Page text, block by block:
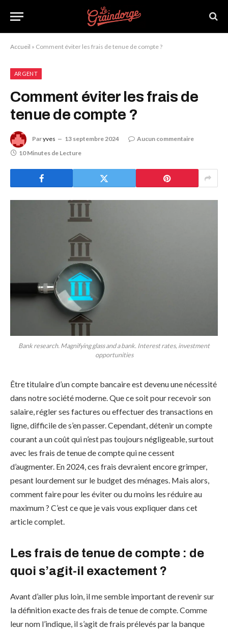
Accueil » Comment éviter les frais de tenue de compte ?
ARGENT
Comment éviter les frais de
tenue de compte ?
Paryves 13 septembre 2024
Aucun commentaire
10 Minutes de Lecture
Bank research. Magnifying glass and a bank. Interest rates, investment
opportunities
Être titulaire d’un compte bancaire est devenu une nécessité
dans notre société moderne. Que ce soit pour recevoir son
salaire, régler ses factures ou effectuer des transactions en
ligne, difficile de s’en passer. Cependant, détenir un compte
courant a un coût qui n’est pas toujours négligeable, surtout
avec les frais de tenue de compte qui ne cessent
d’augmenter. En 2024, ces frais devraient encore grimper,
pesant lourdement sur le budget des ménages. Mais alors,
comment faire pour les éviter ou du moins les réduire au
maximum ? C’est ce que je vais vous expliquer dans cet
article complet.
Les frais de tenue de compte : de
quoi s’agit-il exactement ?
Avant d’aller plus loin, il me semble important de revenir sur
la définition exacte des frais de tenue de compte. Comme
leur nom l’indique, il s’agit de frais prélevés par la banque